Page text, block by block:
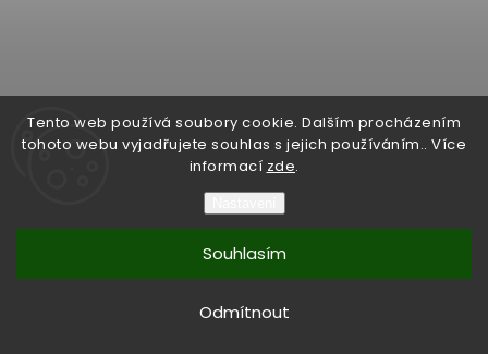
Tento web používá soubory cookie. Dalším procházením
tohoto webu vyjadřujete souhlas s jejich používáním.. Více
informací zde.
Odmítnout
Souhlasím